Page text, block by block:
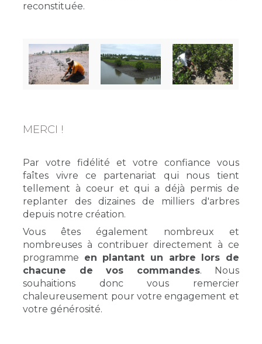
reconstituée.
MERCI !
Par votre fidélité et votre confiance vous
faîtes vivre ce partenariat qui nous tient
tellement à coeur et qui a déjà permis de
replanter des dizaines de milliers d'arbres
depuis notre création.
Vous êtes également nombreux et
nombreuses à contribuer directement à ce
programme en plantant un arbre lors de
chacune de vos commandes. Nous
souhaitions donc vous remercier
chaleureusement pour votre engagement et
votre générosité.